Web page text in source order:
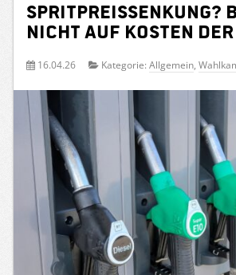
Spritpreissenkung?
nicht auf Kosten
16.04.26 Kategorie: Allgemein,